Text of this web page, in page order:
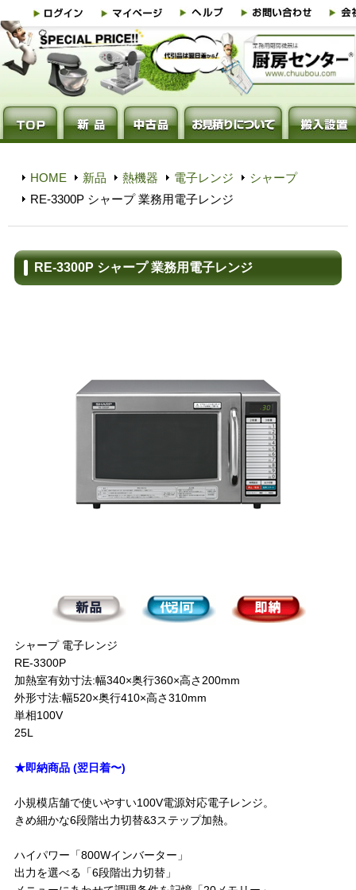
HOME 新品 熱機器 電子レンジ
シャープ
RE-3300P シャープ 業務用電子レンジ
RE-3300P シャープ 業務用電子レンジ
シャープ 電子レンジ
RE-3300P
加熱室有効寸法:幅340×奥行360×高さ200mm
外形寸法:幅520×奥行410×高さ310mm
単相100V
25L
★即納商品 (翌日着〜)
小規模店舗で使いやすい100V電源対応電子レンジ。
きめ細かな6段階出力切替&3ステップ加熱。
ハイパワー「800Wインバーター」
出力を選べる「6段階出力切替」